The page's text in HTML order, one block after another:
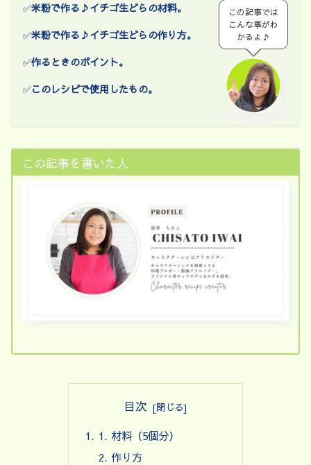
✅米粉で作る♪イチゴ生どら の材料。
✅米粉で作る♪イチゴ生どら の作り方。
✅作るときのポイント。
✅このレシピで使用したもの。
この記事では
こんな事がわ
かるよ♪
この記事を書いた人
目次
材料（5個分）
作り方